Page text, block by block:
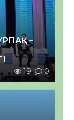
–
19 0